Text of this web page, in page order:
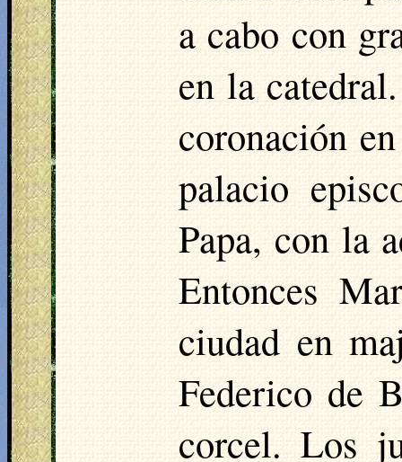
a cabo con
en la
coronación
palacio
Papa, con la
Entonces
ciudad en
Federico de
corcel. Los